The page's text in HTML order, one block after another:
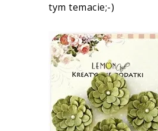
tym temacie;-)